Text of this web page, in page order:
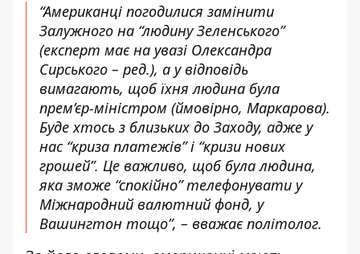
“Американці погодилися замінити
Залужного на “людину Зеленського”
(експерт має на увазі Олександра
Сирського – ред.), а у відповідь
вимагають, щоб їхня людина була
прем’єр-міністром (ймовірно, Маркарова).
Буде хтось з близьких до Заходу, адже у
нас “криза платежів” і “кризи нових
грошей”. Це важливо, щоб була людина,
яка зможе “спокійно” телефонувати у
Міжнародний валютний фонд, у
Вашингтон тощо”, – вважає політолог.